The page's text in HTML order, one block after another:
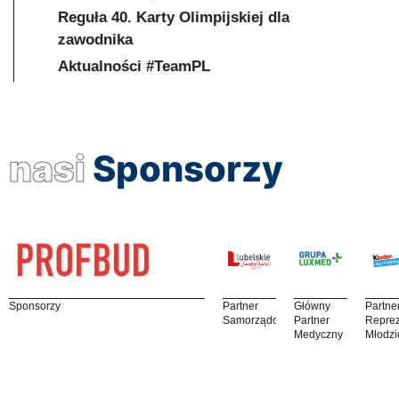
Reguła 40. Karty Olimpijskiej dla
zawodnika
Aktualności #TeamPL
nasi Sponsorzy
Sponsorzy
Partner
Samorządowy
Główny
Partner
Medyczny